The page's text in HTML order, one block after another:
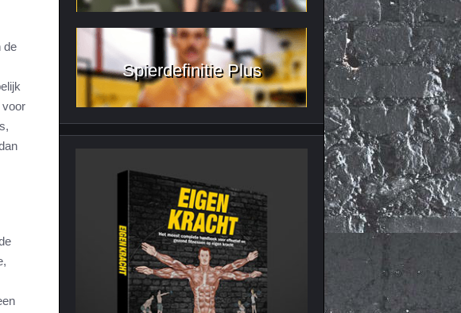
de
voor
Spierdefinitie Plus